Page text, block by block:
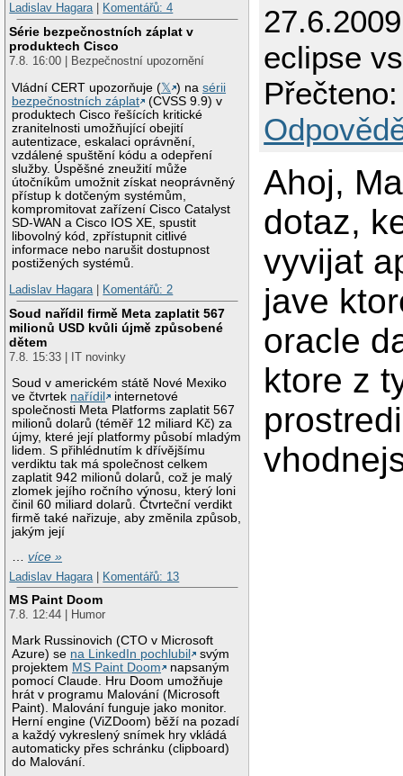
Ladislav Hagara| Komentářů: 4
Série bezpečnostních záplat v
produktech Cisco
7.8. 16:00 | Bezpečnostní upozornění
Vládní CERT upozorňuje (𝕏 ) nasérii
bezpečnostních záplat
(CVSS 9.9) v
produktech Cisco řešících kritické
zranitelnosti umožňující obejití
autentizace, eskalaci oprávnění,
vzdálené spuštění kódu a odepření
služby. Úspěšné zneužití může
útočníkům umožnit získat neoprávněný
přístup k dotčeným systémům,
kompromitovat zařízení Cisco Catalyst
SD-WAN a Cisco IOS XE, spustit
libovolný kód, zpřístupnit citlivé
informace nebo narušit dostupnost
postižených systémů.
Ladislav Hagara| Komentářů: 2
Soud nařídil firmě Meta zaplatit 567
milionů USD kvůli újmě způsobené
dětem
7.8. 15:33 | IT novinky
Soud v americkém státě Nové Mexiko
ve čtvrtek nařídil
internetové
společnosti Meta Platforms zaplatit 567
milionů dolarů (téměř 12 miliard Kč) za
újmy, které její platformy působí mladým
lidem. S přihlédnutím k dřívějšímu
verdiktu tak má společnost celkem
zaplatit 942 milionů dolarů, což je malý
zlomek jejího ročního výnosu, který loni
činil 60 miliard dolarů. Čtvrteční verdikt
firmě také nařizuje, aby změnila způsob,
jakým její
…více »
Ladislav Hagara
Komentářů: 13
MS Paint Doom
7.8. 12:44 | Humor
Mark Russinovich (CTO v Microsoft
Azure) se na LinkedIn pochlubil
svým
projektem MS Paint Doom
napsaným
pomocí Claude. Hru Doom umožňuje
hrát v programu Malování (Microsoft
Paint). Malování funguje jako monitor.
Herní engine (ViZDoom) běží na pozadí
a každý vykreslený snímek hry vkládá
automaticky přes schránku (clipboard)
do Malování.
eclipse
Ahoj,
dotaz,
vyvijat
jave
oracle
ktore z